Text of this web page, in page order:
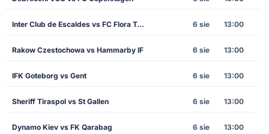
Inter Club de Escaldes vs FC Flora Tallinn 6 sie 13:00
Rakow Czestochowa vs Hammarby IF 6 sie 13:00
IFK Goteborg vs Gent 6 sie 13:00
Sheriff Tiraspol vs St Gallen 6 sie 13:00
Dynamo Kiev vs FK Qarabag 6 sie 13:00